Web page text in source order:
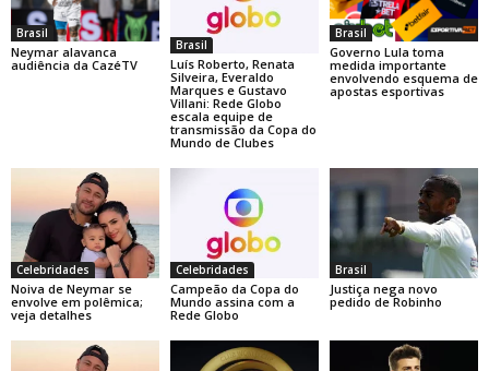
Brasil
Neymar alavanca
audiência da CazéTV
Brasil
Luís Roberto, Renata
Silveira, Everaldo
Marques e Gustavo
Villani: Rede Globo
escala equipe de
transmissão da Copa do
Mundo de Clubes
Brasil
Governo Lula toma
medida importante
envolvendo esquema de
apostas esportivas
Celebridades
Noiva de Neymar se
envolve em polêmica;
veja detalhes
Celebridades
Campeão da Copa do
Mundo assina com a
Rede Globo
Brasil
Justiça nega novo
pedido de Robinho